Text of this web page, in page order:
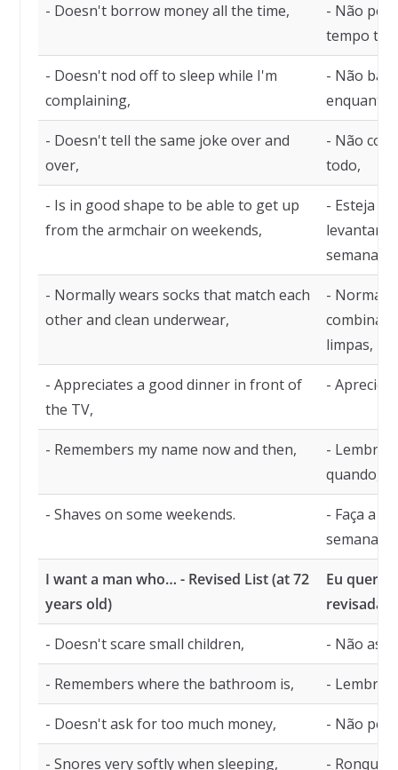
- Doesn't borrow money all the time,
- Não
tempo
- Doesn't nod off to sleep while I'm
complaining,
- Não
enquanto
- Doesn't tell the same joke over and
over,
- Não
todo,
- Is in good shape to be able to get up
from the armchair on weekends,
- Esteja
levantar
semana,
- Normally wears socks that match each
other and clean underwear,
-
limpas,
- Appreciates a good dinner in front of
the TV,
- Aprecie
- Remembers my name now and then,
- Lembre
quando,
- Shaves on some weekends.
- Faça a
semana.
I want a man who… - Revised List (at 72
years old)
Eu quero
revisada
- Doesn't scare small children, - Não
- Remembers where the bathroom is, - Lembre
- Doesn't ask for too much money, - Não
- Snores very softly when sleeping, - Ronque